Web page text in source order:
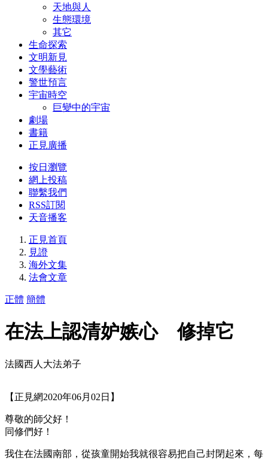
天地與人
生態環境
其它
生命探索
文明新見
文學藝術
警世預言
宇宙時空
巨變中的宇宙
劇場
書籍
正見廣播
按日瀏覽
網上投稿
聯繫我們
RSS訂閱
天音播客
正見首頁
見證
海外文集
法會文章
正體 簡體
在法上認清妒嫉心 修掉它
法國西人大法弟子
【正見網2020年06月02日】
尊敬的師父好！
同修們好！
我住在法國南部，從孩童開始我就很容易把自己封閉起來，每